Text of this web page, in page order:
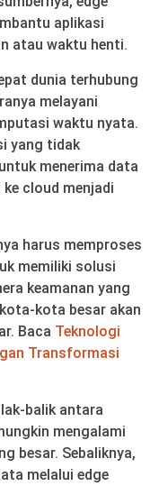
aplikasi
atau waktu henti.
dunia terhubung
melayani
waktu nyata.
yang tidak
menerima data
cloud menjadi
harus memproses
memiliki solusi
keamanan yang
kota besar akan
Baca Teknologi
Transformasi
balik antara
mengalami
besar. Sebaliknya,
melalui edge